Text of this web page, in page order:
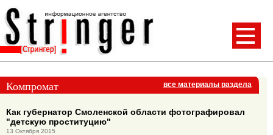
Компромат все материалы раздела
Как губернатор Смоленской области фотографировал
"детскую проституцию"
13 Октября 2015